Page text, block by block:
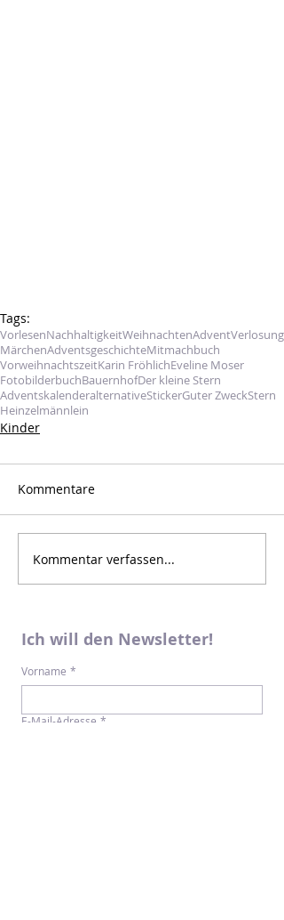
Tags:
VorlesenNachhaltigkeitWeihnachtenAdventVerlosung
MärchenAdventsgeschichteMitmachbuch
VorweihnachtszeitKarin FröhlichEveline Moser
FotobilderbuchBauernhofDer kleine Stern
AdventskalenderalternativeStickerGuter ZweckStern
Heinzelmännlein
Kinder
Kommentare
Kommentar verfassen...
Ich will den Newsletter!
Vorname *
E-Mail-Adresse *